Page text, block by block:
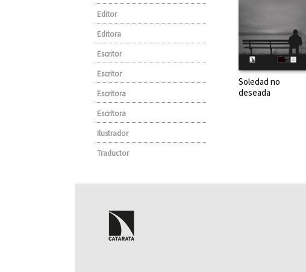
Editor
Editora
Escritor
Escritor
Escritora
Escritora
Ilustrador
Traductor
Soledad no
deseada